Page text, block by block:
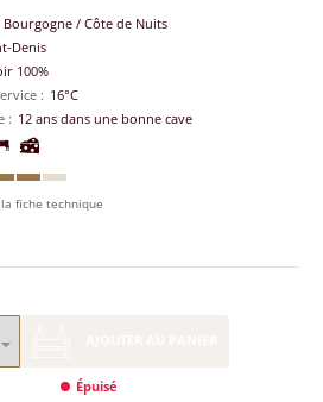
Bourgogne / Côte de Nuits
Denis
100%
16°C
12 ans dans une bonne cave
fiche technique
Épuisé